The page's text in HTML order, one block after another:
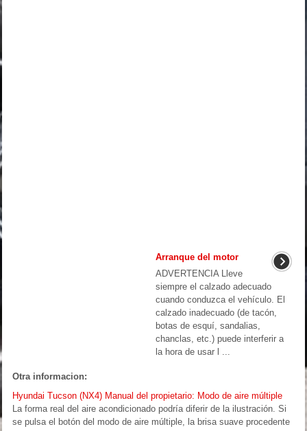
Arranque del motor
ADVERTENCIA Lleve
siempre el calzado adecuado
cuando conduzca el vehículo. El
calzado inadecuado (de tacón,
botas de esquí, sandalias,
chanclas, etc.) puede interferir a
la hora de usar l ...
Otra informacion:
Hyundai Tucson (NX4) Manual del propietario: Modo de aire múltiple
La forma real del aire acondicionado podría diferir de la ilustración. Si
se pulsa el botón del modo de aire múltiple, la brisa suave procedente